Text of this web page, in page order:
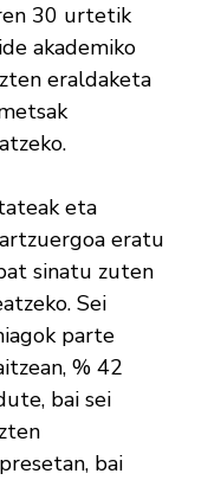
30 urtetik
akademiko
eraldaketa
eta
eratu
sinatu zuten
Sei
parte
% 42
bai sei
bai